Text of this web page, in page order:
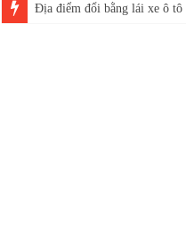
Địa điểm đổi bằng lái xe ô tô
Trung tâm nào học thi giấy